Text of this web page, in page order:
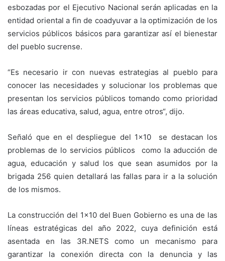
esbozadas por el Ejecutivo Nacional serán aplicadas en la
entidad oriental a fin de coadyuvar a la optimización de los
servicios públicos básicos para garantizar así el bienestar
del pueblo sucrense.
“Es necesario ir con nuevas estrategias al pueblo para
conocer las necesidades y solucionar los problemas que
presentan los servicios públicos tomando como prioridad
las áreas educativa, salud, agua, entre otros“, dijo.
Señaló que en el despliegue del 1×10 se destacan los
problemas de lo servicios públicos como la aducción de
agua, educación y salud los que sean asumidos por la
brigada 256 quien detallará las fallas para ir a la solución
de los mismos.
La construcción del 1×10 del Buen Gobierno es una de las
líneas estratégicas del año 2022, cuya definición está
asentada en las 3R.NETS como un mecanismo para
garantizar la conexión directa con la denuncia y las